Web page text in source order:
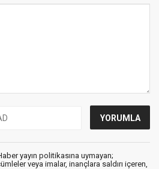
yayın politikasına uymayan;
veya imalar, inançlara saldırı içeren,